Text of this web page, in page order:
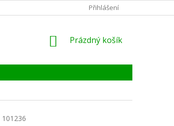
ZÁRUKA, SERVIS, REKLAMACEPřihlášení
NÁKUPNÍ
Prázdný košík
101236